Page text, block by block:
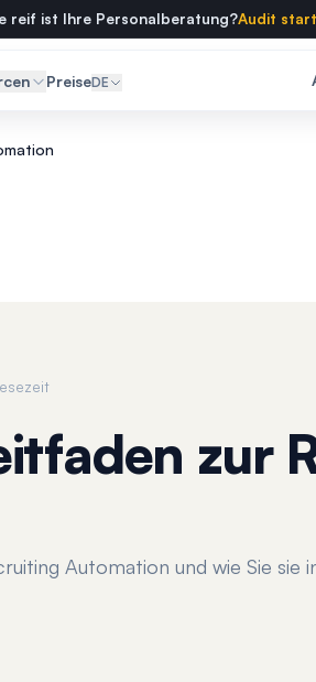
reif ist Ihre Personalberatung?Audit
PreiseDE
zur
Automation und wie Sie sie